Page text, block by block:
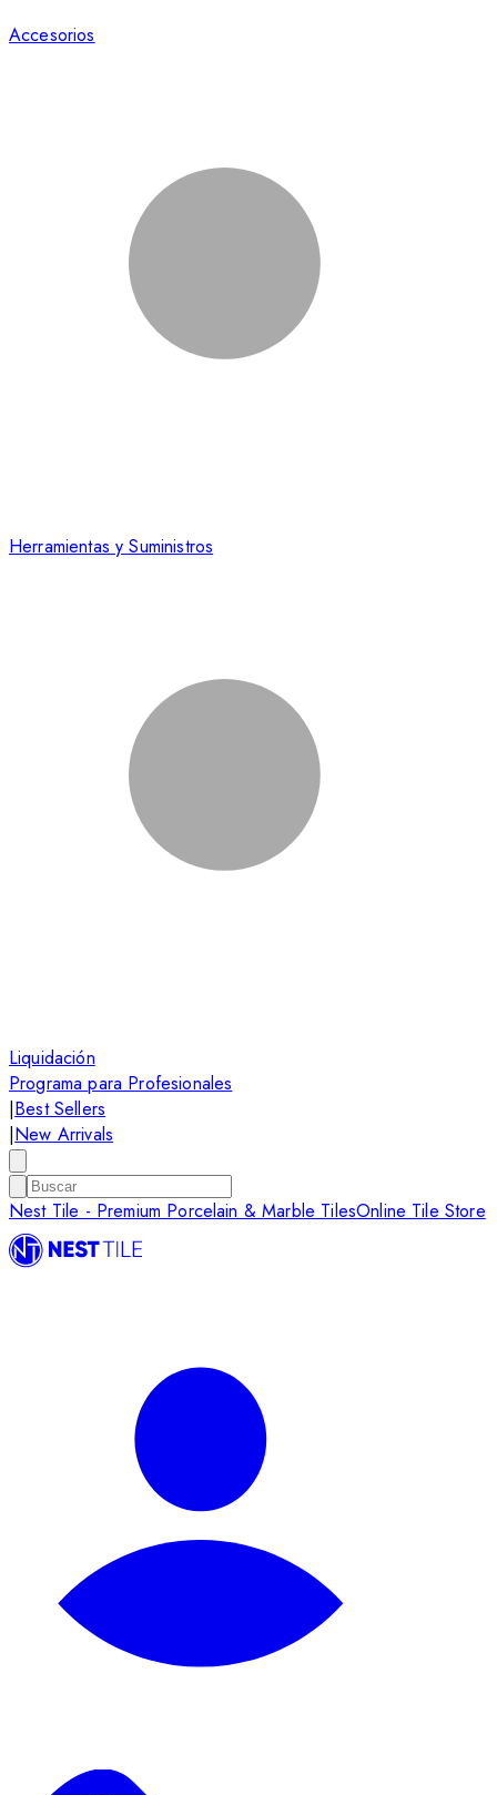
Accesorios
Herramientas y Suministros
Liquidación
Programa para Profesionales
|Best Sellers
|New Arrivals
Nest Tile - Premium Porcelain & Marble TilesOnline Tile Store